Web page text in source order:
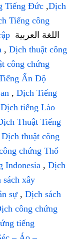
Tiếng Đức ,Dịch
Tiếng công
, Dịch thuật công
công chứng
Ấn Độ
, Dịch Tiếng
Dịch tiếng Lào
Thuật Tiếng
Dịch thuật công
chứng Thổ
Indonesia , Dịch
sách xây
sự, Dịch sách
công chứng
tiếng